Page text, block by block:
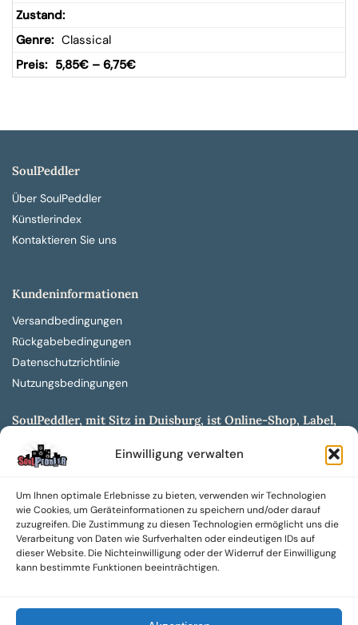
Einwilligung verwalten
Um Ihnen optimale Erlebnisse zu bieten, verwenden wir Technologien
wie Cookies, um Geräteinformationen zu speichern und/oder darauf
zuzugreifen. Die Zustimmung zu diesen Technologien ermöglicht uns die
Verarbeitung von Daten wie Surfverhalten oder eindeutigen IDs auf
dieser Website. Die Nichteinwilligung oder der Widerruf der Einwilligung
kann bestimmte Funktionen beeinträchtigen.
Classical
5,85€ – 6,75€
SoulPeddler
Über SoulPeddler
Künstlerindex
Kontaktieren Sie uns
Kundeninformationen
Versandbedingungen
Rückgabebedingungen
Datenschutzrichtlinie
Nutzungsbedingungen
SoulPeddler, mit Sitz in Duisburg, ist Online-Shop, Label,
entwickelt aus dem SoulPeddler Vinyl-Presswerk und
Wir bieten eine breite Auswahl an sowohl hochgradig
sammelwürdigen als auch Mainstream-Titeln und -Formaten auf
Vinyl, CD und weiteren Medien.
Sowohl neue als auch gebrauchte, nach Zustand bewertete